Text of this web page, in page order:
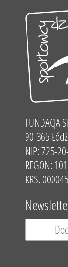
FUNDACJA
90-365
NIP: 725-
REGON:
KRS: